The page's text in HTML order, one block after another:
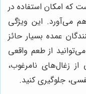
است که امکان استفاده در
می‌آورد. این ویژگی
عمده بسیار حائز
از طعم واقعی
زغال‌های نامرغوب،
جلوگیری کنید.